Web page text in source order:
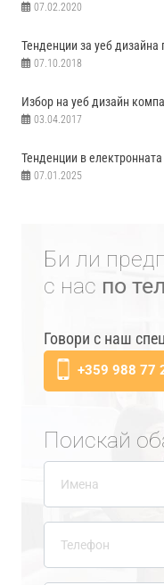
07.02.2020
Тенденции за уеб дизайна
07.10.2018
Избор на уеб дизайн
03.04.2017
Тенденции в
07.01.2025
Би ли
с нас по
Говори с наш
+359 988 77
Поискай